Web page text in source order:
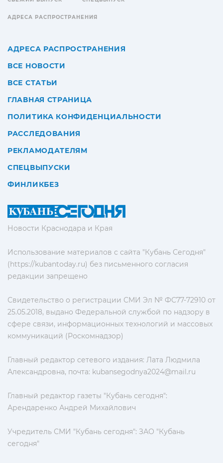
Новости Краснодара и Края
Использование материалов с сайта "Кубань Сегодня"
(https://kubantoday.ru) без письменного согласия
редакции запрещено
Свидетельство о регистрации СМИ Эл № ФС77-72910 от
25.05.2018, выдано Федеральной службой по надзору в
сфере связи, информационных технологий и массовых
коммуникаций (Роскомнадзор)
Главный редактор сетевого издания: Лата Людмила
Александровна, почта: kubansegodnya2024@mail.ru
Главный редактор газеты "Кубань сегодня":
Арендаренко Андрей Михайлович
Учредитель СМИ "Кубань сегодня": ЗАО "Кубань
сегодня"
АДРЕСА РАСПРОСТРАНЕНИЯ
АДРЕСА РАСПРОСТРАНЕНИЯ
ВСЕ НОВОСТИ
ВСЕ СТАТЬИ
ГЛАВНАЯ СТРАНИЦА
ПОЛИТИКА КОНФИДЕНЦИАЛЬНОСТИ
РАССЛЕДОВАНИЯ
РЕКЛАМОДАТЕЛЯМ
СПЕЦВЫПУСКИ
ФИНЛИКБЕЗ